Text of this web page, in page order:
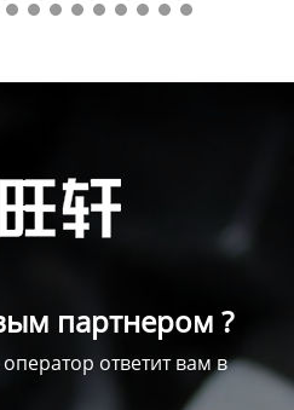
партнером ?
ответит вам в